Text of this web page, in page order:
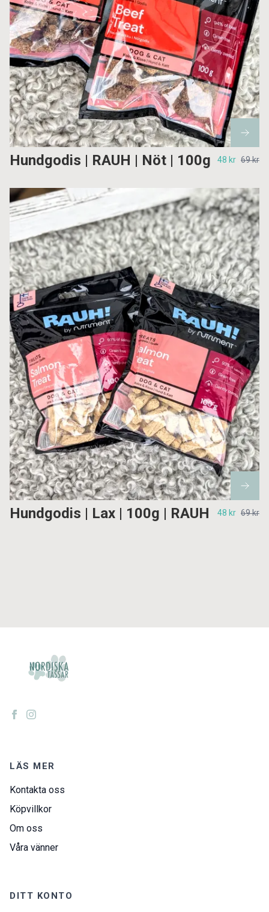
Hundgodis | RAUH | Nöt | 100g 48 kr 69 kr
Hundgodis | Lax | 100g | RAUH 48 kr 69 kr
LÄS MER
Kontakta oss
Köpvillkor
Om oss
Våra vänner
DITT KONTO